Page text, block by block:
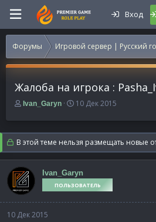
Вход
Форумы Игровой сервер | Русский
Жалоба на игрока :
А
т
о
р
т
е
м
ы
Ivan_Garyn
Д
т
а
н
а
а
л
10 Дек 2015
В этой теме нельзя размещать новые
Ivan_Garyn
ПОЛЬЗОВАТЕЛЬ
10 Дек 2015